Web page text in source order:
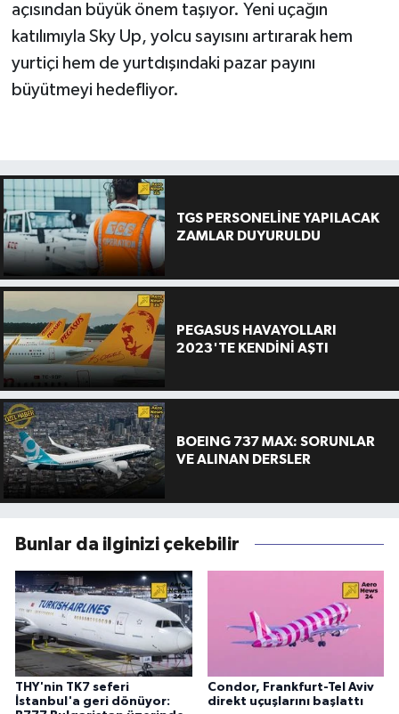
açısından büyük önem taşıyor. Yeni uçağın
katılımıyla Sky Up, yolcu sayısını artırarak hem
yurtiçi hem de yurtdışındaki pazar payını
büyütmeyi hedefliyor.
TGS PERSONELİNE YAPILACAK
ZAMLAR DUYURULDU
PEGASUS HAVAYOLLARI
2023'TE KENDİNİ AŞTI
BOEING 737 MAX: SORUNLAR
VE ALINAN DERSLER
Bunlar da ilginizi çekebilir
THY'nin TK7 seferi
İstanbul'a geri dönüyor:
Condor, Frankfurt-Tel Aviv
direkt uçuşlarını başlattı